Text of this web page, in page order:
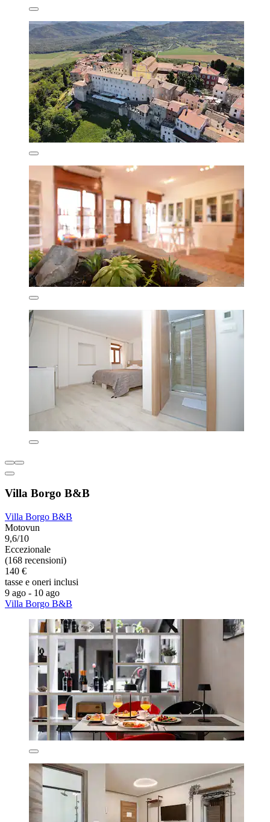
Villa Borgo B&B
Villa Borgo B&B
Motovun
9,6/10
Eccezionale
(168 recensioni)
140 €
tasse e oneri inclusi
9 ago - 10 ago
Villa Borgo B&B